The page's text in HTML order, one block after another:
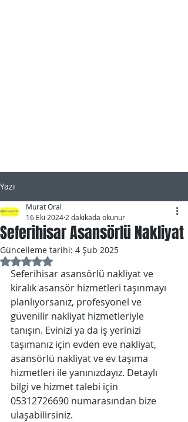
Yazı
Seferihisar Asansörlü Nakliyat
Murat Oral
16 Eki 2024 2 dakikada okunur
Güncelleme tarihi: 4 Şub 2025
5 üzerinden NaN yıldız
Seferihisar asansörlü nakliyat ve
kiralık asansör hizmetleri taşınmayı
planlıyorsanız, profesyonel ve
güvenilir nakliyat hizmetleriyle
tanışın. Evinizi ya da iş yerinizi
taşımanız için evden eve nakliyat,
asansörlü nakliyat ve ev taşıma
hizmetleri ile yanınızdayız. Detaylı
bilgi ve hizmet talebi için
05312726690 numarasından bize
ulaşabilirsiniz.